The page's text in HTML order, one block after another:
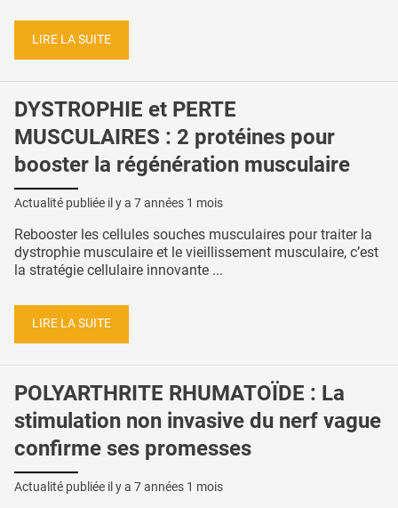
LIRE LA SUITE
DYSTROPHIE et PERTE
MUSCULAIRES : 2 protéines pour
booster la régénération musculaire
Actualité publiée il y a 7 années 1 mois
Rebooster les cellules souches musculaires pour traiter la
dystrophie musculaire et le vieillissement musculaire, c’est
la stratégie cellulaire innovante ...
LIRE LA SUITE
POLYARTHRITE RHUMATOÏDE : La
stimulation non invasive du nerf vague
confirme ses promesses
Actualité publiée il y a 7 années 1 mois